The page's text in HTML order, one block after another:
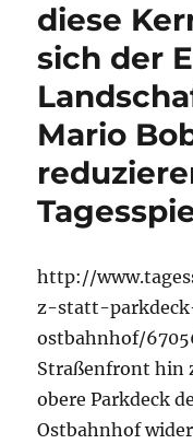
diese
sich der
Mario
http://
z-statt-
ostbahnhof/
Straßenfront hin
obere Parkdeck
Ostbahnhof